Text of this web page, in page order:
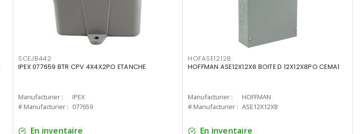
SCEJB442
IPEX 077659 BTR CPV 4X4X2PO ETANCHE
Manufacturier :
IPEX
# Manufacturier : 077659
En inventaire
HOFASE12128
HOFFMAN ASE12X12X8 BOITE D 12X12X8PO CEMA1
Manufacturier :
HOFFMAN
# Manufacturier : ASE12X12X8
En inventaire